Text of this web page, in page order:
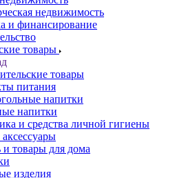
недвижимость
и финансирование
товары
товары
питания
напитки
напитки
и средства личной гигиены
товары для дома
изделия